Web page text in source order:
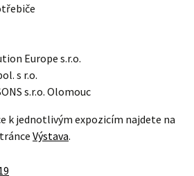
Europe s.r.o.
s r.o.
s.r.o. Olomouc
k jednotlivým expozicím najdete na
Výstava.